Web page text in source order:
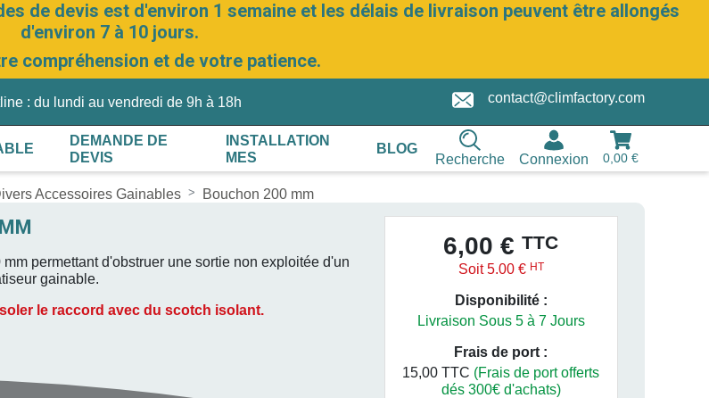
de devis est d'environ 1 semaine et les délais de livraison peuvent être allongés
d'environ 7 à 10 jours.
compréhension et de votre patience.
: du lundi au vendredi de 9h à 18h contact@climfactory.com
DEMANDE DE
DEVIS
INSTALLATION
MES
BLOG
Recherche Connexion 0,00 €
Accessoires Gainables Bouchon 200 mm
permettant d'obstruer une sortie non exploitée d'un
gainable.
isoler le raccord avec du scotch isolant.
6,00 €TTC
Soit 5.00 € HT
Disponibilité :
Livraison Sous 5 à 7 Jours
Frais de port :
15,00 TTC (Frais de port offerts
dés 300€ d'achats)